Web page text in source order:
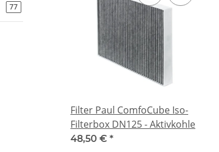
Filter Paul ComfoCube Iso-
Filterbox DN125 - Aktivkohle
48,50 € *
77Artikel gefunden